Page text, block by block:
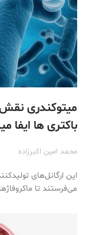
میتوکندری نقش
باکتری‌ ها ایفا
محمد امین اکبرزاده
این ارگانل‌های
می‌فرستند تا